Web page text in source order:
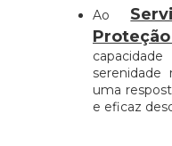
Ao
serenidade
uma
e eficaz